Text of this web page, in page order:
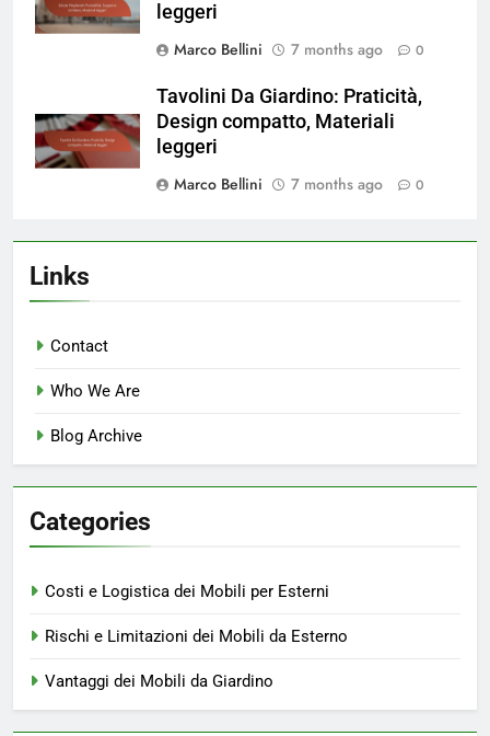
leggeri
Marco Bellini
7 months ago 0
Tavolini Da Giardino: Praticità,
Design compatto, Materiali
leggeri
Marco Bellini
7 months ago 0
Links
Contact
Who We Are
Blog Archive
Categories
Costi e Logistica dei Mobili per Esterni
Rischi e Limitazioni dei Mobili da Esterno
Vantaggi dei Mobili da Giardino